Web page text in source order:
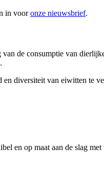
in vooronze nieuwsbrief.
de consumptie van
diversiteit van eiwitten te
en op maat aan de slag